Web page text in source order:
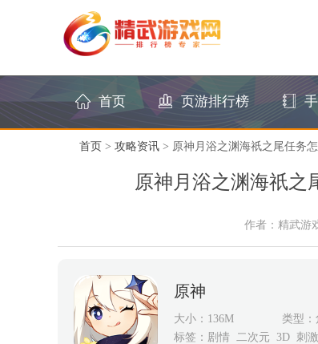
首页 页游排行榜
首页 > 攻略资讯 > 原神月浴之渊海祇之尾任务
原神月浴之渊海祇之
作者：精武游
原神
大小：136M
类型
标签： 剧情 二次元 3D 刺激